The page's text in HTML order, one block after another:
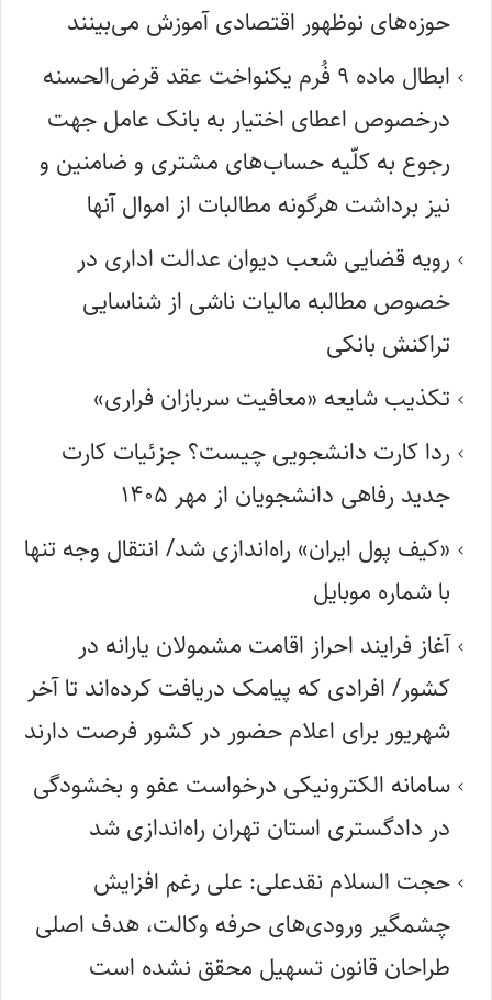
حوزه‌های نوظهور اقتصادی آموزش می‌بینند
ابطال ماده ۹ فُرم یکنواخت عقد قرض‌الحسنه
درخصوص اعطای اختیار به بانک عامل جهت
رجوع به کلّیه حساب‌های مشتری و ضامنین و
نیز برداشت هرگونه مطالبات از اموال آنها
رویه قضایی شعب دیوان عدالت اداری در
خصوص مطالبه مالیات ناشی از شناسایی
تراکنش بانکی
تکذیب شایعه «معافیت سربازان فراری»
ردا کارت دانشجویی چیست؟ جزئیات کارت
جدید رفاهی دانشجویان از مهر ۱۴۰۵
«کیف پول ایران» راه‌اندازی شد/ انتقال وجه تنها
با شماره موبایل
آغاز فرایند احراز اقامت مشمولان یارانه در
کشور/ افرادی که پیامک دریافت کرده‌اند تا آخر
شهریور برای اعلام حضور در کشور فرصت دارند
سامانه الکترونیکی درخواست عفو و بخشودگی
در دادگستری استان تهران راه‌اندازی شد
حجت السلام نقدعلی: علی رغم افزایش
چشمگیر ورودی‌های حرفه وکالت، هدف اصلی
طراحان قانون تسهیل محقق نشده است